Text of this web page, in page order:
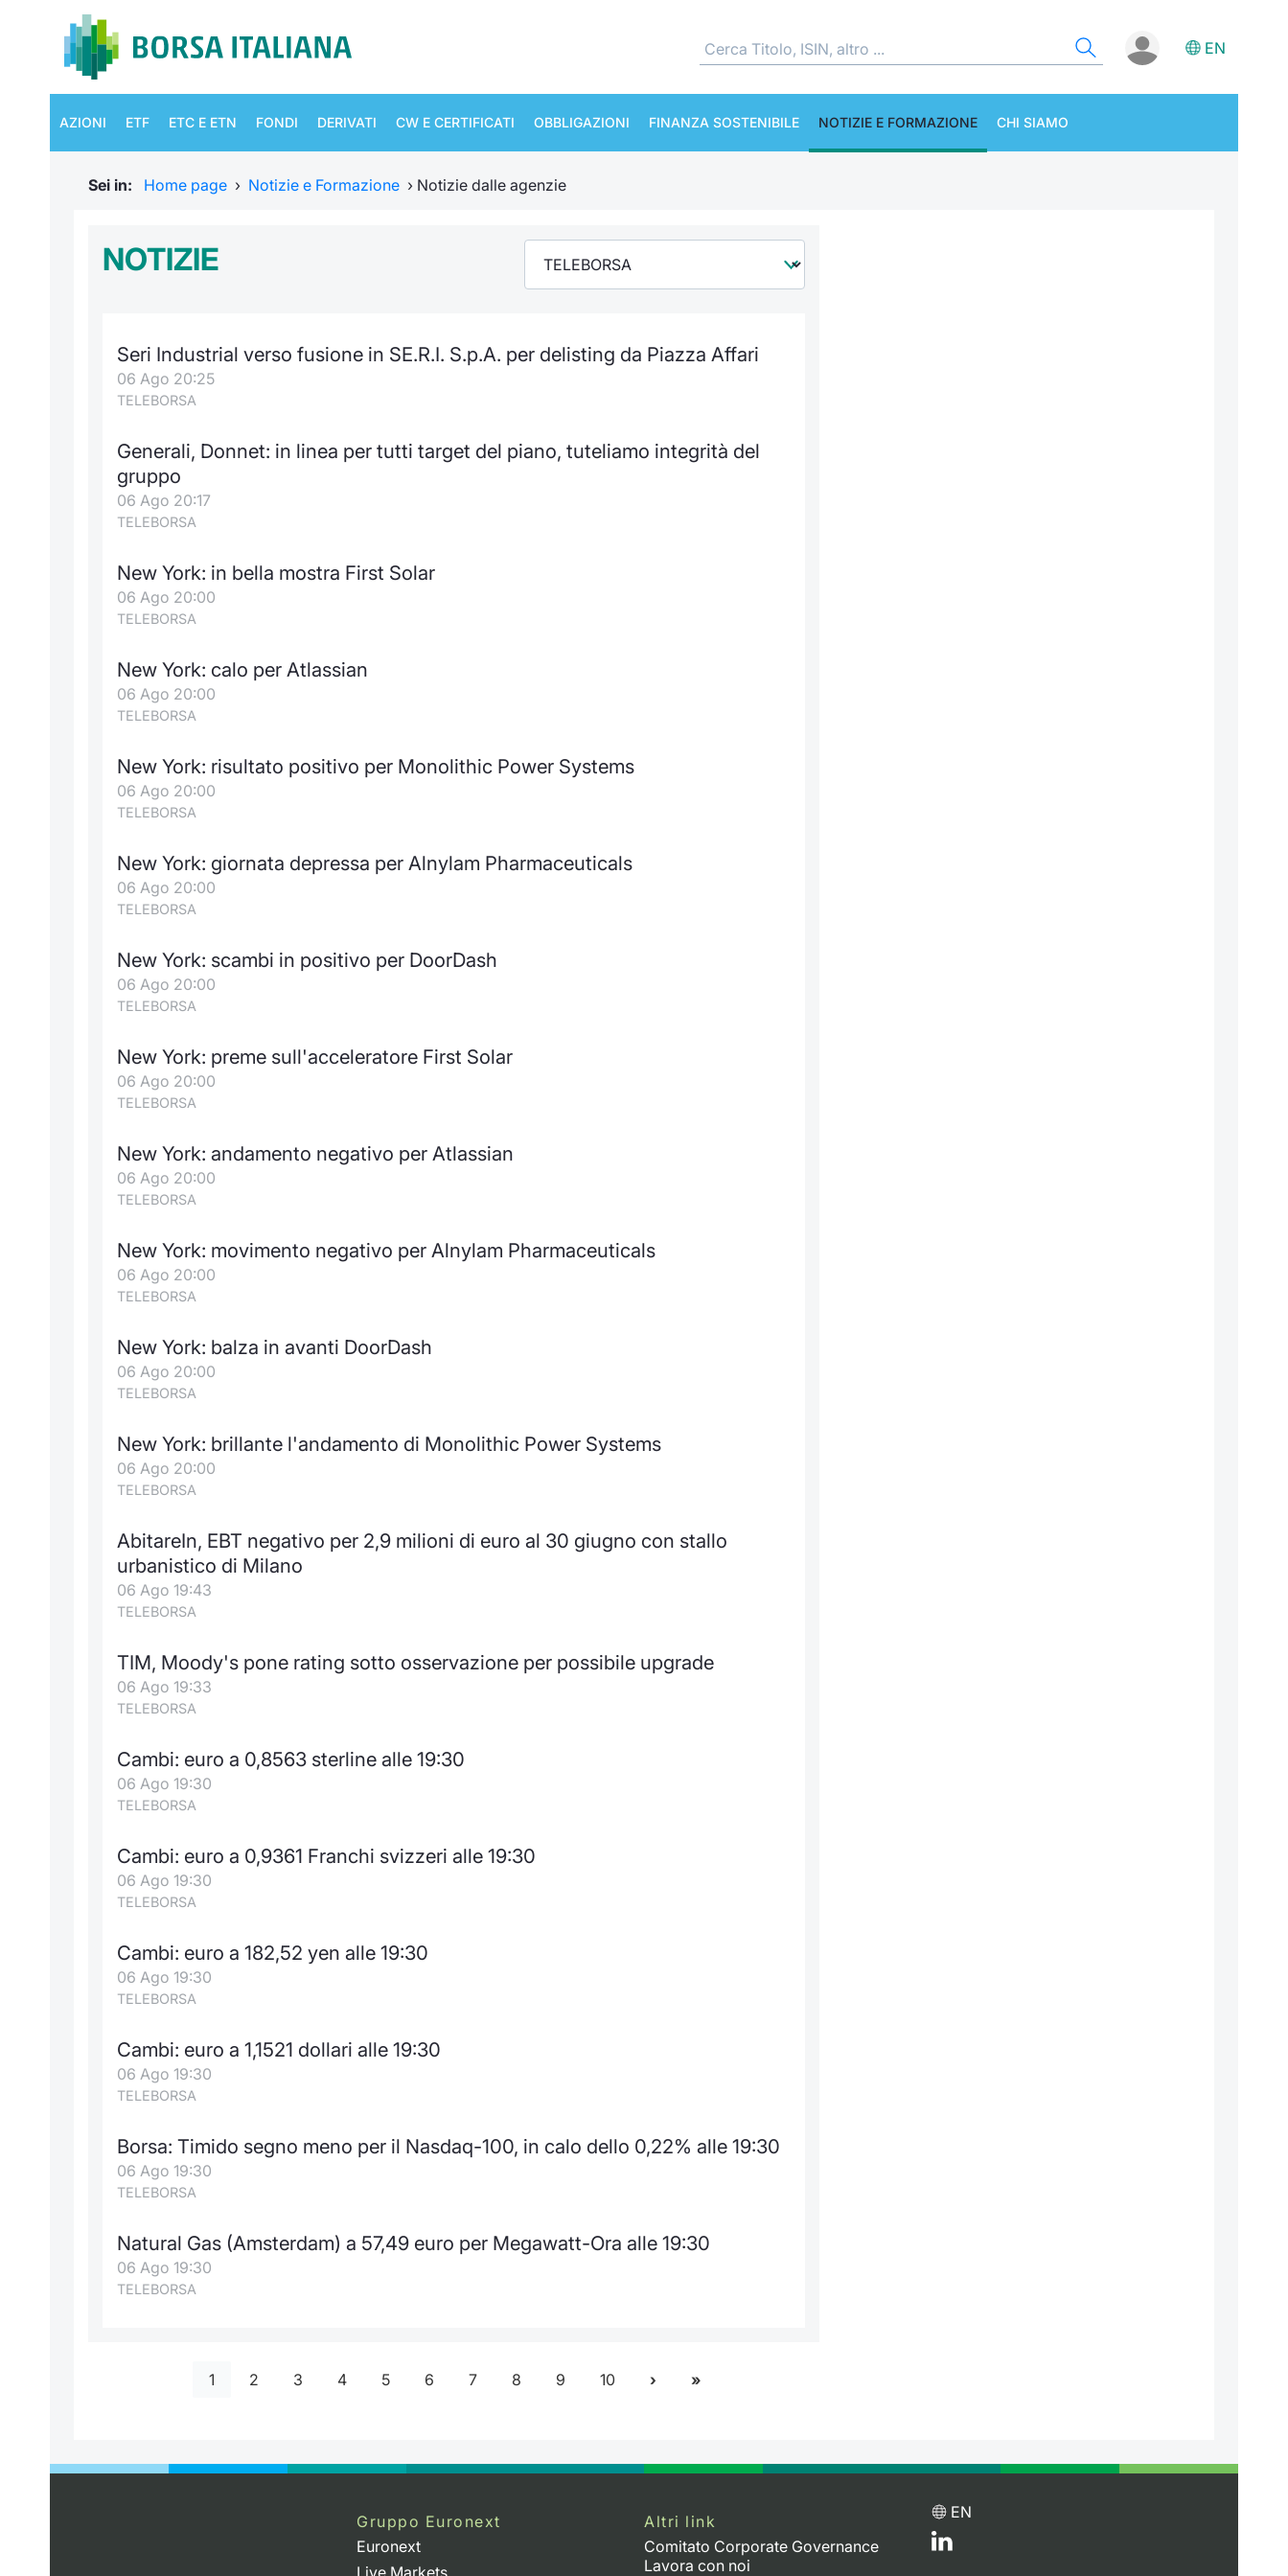
EN
AZIONI ETF ETC E ETN FONDI DERIVATI CW E CERTIFICATI OBBLIGAZIONI FINANZA SOSTENIBILE NOTIZIE E FORMAZIONE CHI SIAMO
Sei in: Home page › Notizie e Formazione › Notizie dalle agenzie
NOTIZIE
Seri Industrial verso fusione in SE.R.I. S.p.A. per delisting da Piazza Affari
06 Ago 20:25
TELEBORSA
Generali, Donnet: in linea per tutti target del piano, tuteliamo integrità del
gruppo
06 Ago 20:17
TELEBORSA
New York: in bella mostra First Solar
06 Ago 20:00
TELEBORSA
New York: calo per Atlassian
06 Ago 20:00
TELEBORSA
New York: risultato positivo per Monolithic Power Systems
06 Ago 20:00
TELEBORSA
New York: giornata depressa per Alnylam Pharmaceuticals
06 Ago 20:00
TELEBORSA
New York: scambi in positivo per DoorDash
06 Ago 20:00
TELEBORSA
New York: preme sull'acceleratore First Solar
06 Ago 20:00
TELEBORSA
New York: andamento negativo per Atlassian
06 Ago 20:00
TELEBORSA
New York: movimento negativo per Alnylam Pharmaceuticals
06 Ago 20:00
TELEBORSA
New York: balza in avanti DoorDash
06 Ago 20:00
TELEBORSA
New York: brillante l'andamento di Monolithic Power Systems
06 Ago 20:00
TELEBORSA
AbitareIn, EBT negativo per 2,9 milioni di euro al 30 giugno con stallo
urbanistico di Milano
06 Ago 19:43
TELEBORSA
TIM, Moody's pone rating sotto osservazione per possibile upgrade
06 Ago 19:33
TELEBORSA
Cambi: euro a 0,8563 sterline alle 19:30
06 Ago 19:30
TELEBORSA
Cambi: euro a 0,9361 Franchi svizzeri alle 19:30
06 Ago 19:30
TELEBORSA
Cambi: euro a 182,52 yen alle 19:30
06 Ago 19:30
TELEBORSA
Cambi: euro a 1,1521 dollari alle 19:30
06 Ago 19:30
TELEBORSA
Borsa: Timido segno meno per il Nasdaq-100, in calo dello 0,22% alle 19:30
06 Ago 19:30
TELEBORSA
Natural Gas (Amsterdam) a 57,49 euro per Megawatt-Ora alle 19:30
06 Ago 19:30
TELEBORSA
1 2 3 4 5 6 7 8 9 10
Gruppo Euronext
Euronext
Live Markets
Altri link
Comitato Corporate Governance
Lavora con noi
EN